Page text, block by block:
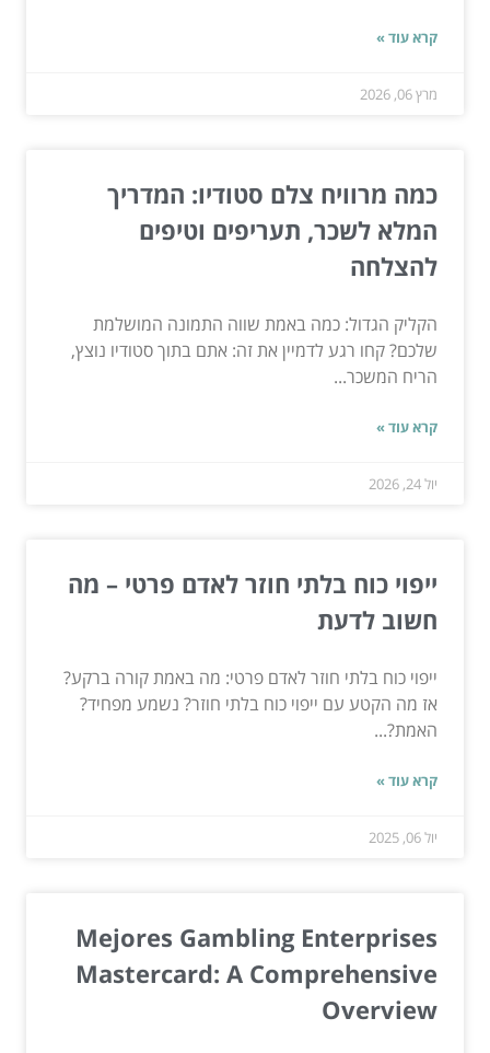
קרא עוד »
מרץ 06, 2026
כמה מרוויח צלם סטודיו: המדריך
המלא לשכר, תעריפים וטיפים
להצלחה
הקליק הגדול: כמה באמת שווה התמונה המושלמת
שלכם? קחו רגע לדמיין את זה: אתם בתוך סטודיו נוצץ,
הריח המשכר...
קרא עוד »
יול 24, 2026
ייפוי כוח בלתי חוזר לאדם פרטי – מה
חשוב לדעת
ייפוי כוח בלתי חוזר לאדם פרטי: מה באמת קורה ברקע?
אז מה הקטע עם ייפוי כוח בלתי חוזר? נשמע מפחיד?
האמת?...
קרא עוד »
יול 06, 2025
Mejores Gambling Enterprises
Mastercard: A Comprehensive
Overview